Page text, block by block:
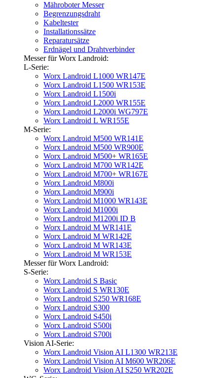
Mähroboter Messer
Begrenzungsdraht
Kabeltester
Installationssätze
Reparatursätze
Erdnägel und Drahtverbinder
Messer für Worx Landroid:
L-Serie:
Worx Landroid L1000 WR147E
Worx Landroid L1500 WR153E
Worx Landroid L1500i
Worx Landroid L2000 WR155E
Worx Landroid L2000i WG797E
Worx Landroid L WR155E
M-Serie:
Worx Landroid M500 WR141E
Worx Landroid M500 WR900E
Worx Landroid M500+ WR165E
Worx Landroid M700 WR142E
Worx Landroid M700+ WR167E
Worx Landroid M800i
Worx Landroid M900i
Worx Landroid M1000 WR143E
Worx Landroid M1000i
Worx Landroid M1200i ID B
Worx Landroid M WR141E
Worx Landroid M WR142E
Worx Landroid M WR143E
Worx Landroid M WR153E
Messer für Worx Landroid:
S-Serie:
Worx Landroid S Basic
Worx Landroid S WR130E
Worx Landroid S250 WR168E
Worx Landroid S300
Worx Landroid S450i
Worx Landroid S500i
Worx Landroid S700i
Vision AI-Serie:
Worx Landroid Vision AI L1300 WR213E
Worx Landroid Vision AI M600 WR206E
Worx Landroid Vision AI S250 WR202E